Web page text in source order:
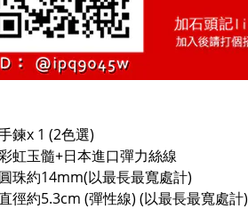
鍊x 1 (2色選)
虹玉髓+日本進口彈力絲線
珠約14mm(以最長最寬處計)
徑約5.3cm (彈性線) (以最長最寬處計)